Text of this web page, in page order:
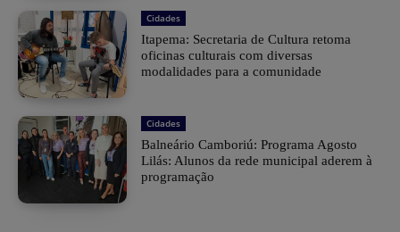
Cidades
Itapema: Secretaria de Cultura retoma
oficinas culturais com diversas
modalidades para a comunidade
Cidades
Balneário Camboriú: Programa Agosto
Lilás: Alunos da rede municipal aderem à
programação